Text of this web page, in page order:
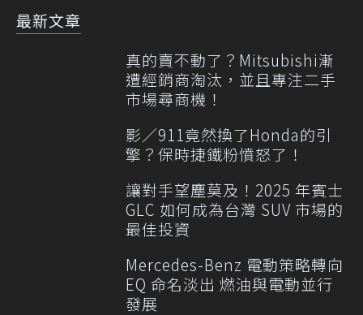
最新文章
真的賣不動了？Mitsubishi漸
遭經銷商淘汰，並且專注二手
市場尋商機！
影／911竟然換了Honda的引
擎？保時捷鐵粉憤怒了！
讓對手望塵莫及！2025 年賓士
GLC 如何成為台灣 SUV 市場的
最佳投資
Mercedes-Benz 電動策略轉向
EQ 命名淡出 燃油與電動並行
發展